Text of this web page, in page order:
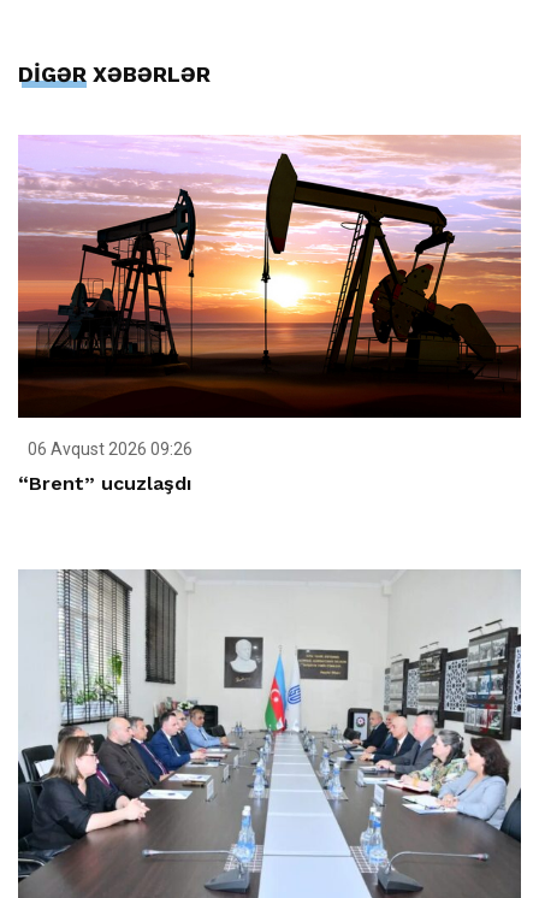
DİGƏR XƏBƏRLƏR
06 Avqust 2026 09:26
“Brent” ucuzlaşdı